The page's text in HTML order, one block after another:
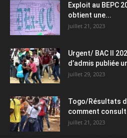
Exploit au BEPC
obtient une...
juillet 21, 2023
Urgent/ BAC II
d’admis publiée
juillet 29, 2023
Togo/Résultats
comment
juillet 21, 2023